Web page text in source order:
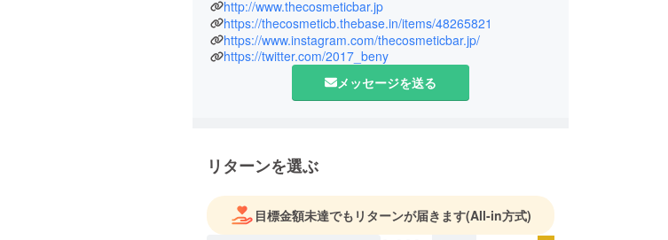
http://www.thecosmeticbar.jp
https://thecosmeticb.thebase.in/items/48265821
https://www.instagram.com/thecosmeticbar.jp/
https://twitter.com/2017_beny
メッセージを送る
リターンを選ぶ
目標金額未達でもリターンが届きます(All-in方式)